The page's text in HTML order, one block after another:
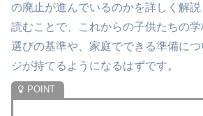
の廃止が進んでいるのかを詳しく解
読むことで、これからの子供たちの
選びの基準や、家庭でできる準備に
ジが持てるようになるはずです。